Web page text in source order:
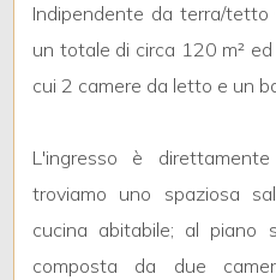
Indipendente da terra/
un totale di circa 120 m²
cui 2 camere da letto e un
L'ingresso è
troviamo uno spaziosa
cucina abitabile; al piano
composta da due
minimi
Qualsiasi
1